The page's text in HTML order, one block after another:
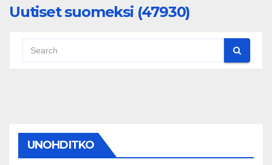
Uutiset suomeksi (47930)
UNOHDITKO